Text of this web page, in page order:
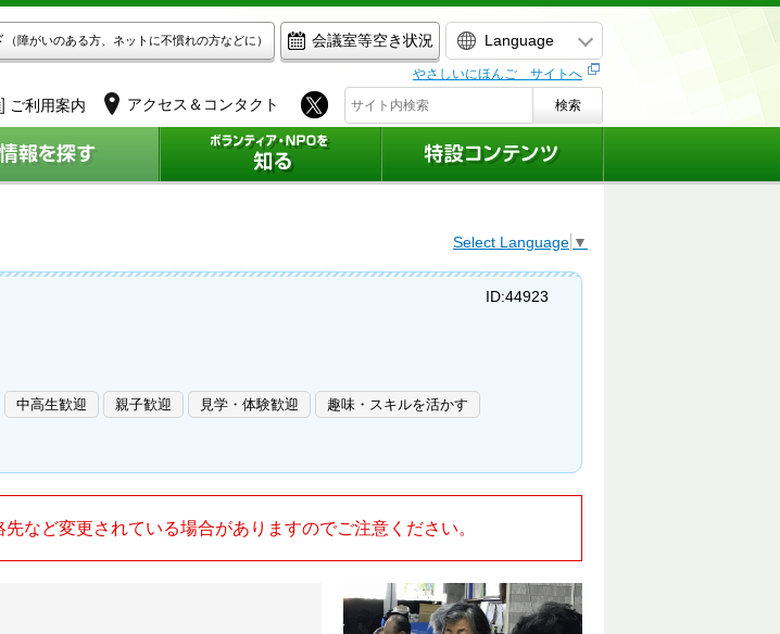
（障がいのある方、ネットに不慣れの方などに） 会議室等空き状況 Language
やさしいにほんご サイトへ
ご利用案内 アクセス＆コンタクト 検索
Select Language ▼
中高生歓迎 親子歓迎 見学・体験歓迎
趣味・スキルを活かす
ID:44923
など変更されている場合がありますのでご注意ください。